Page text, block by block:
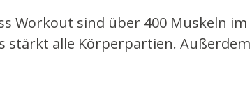
Workout sind über 400 Muskeln
stärkt alle Körperpartien.